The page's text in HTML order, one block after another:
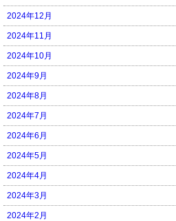
2024年12月
2024年11月
2024年10月
2024年9月
2024年8月
2024年7月
2024年6月
2024年5月
2024年4月
2024年3月
2024年2月